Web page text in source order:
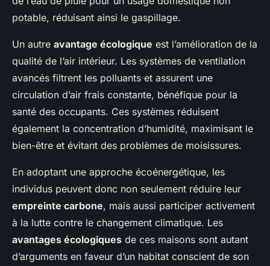
potable, réduisant ainsi le gaspillage.
Un autre avantage écologique est l’amélioration de la
qualité de l’air intérieur. Les systèmes de ventilation
avancés filtrent les polluants et assurent une
circulation d’air frais constante, bénéfique pour la
santé des occupants. Ces systèmes réduisent
également la concentration d’humidité, maximisant le
bien-être et évitant des problèmes de moisissures.
En adoptant une approche écoénergétique, les
individus peuvent donc non seulement réduire leur
empreinte carbone, mais aussi participer activement
à la lutte contre le changement climatique. Les
avantages écologiques de ces maisons sont autant
d’arguments en faveur d’un habitat conscient de son